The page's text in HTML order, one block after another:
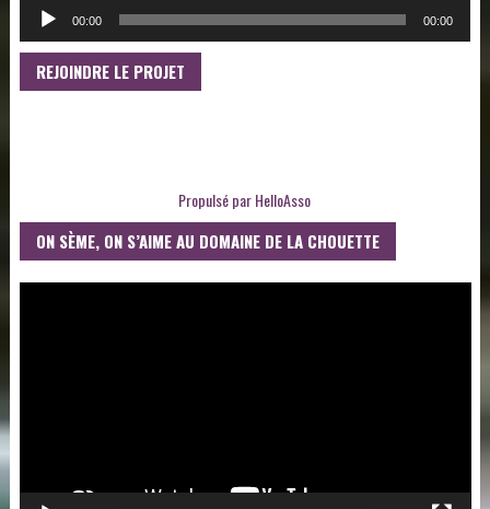
00:00 00:00
REJOINDRE LE PROJET
Propulsé parHelloAsso
ON SÈME, ON S’AIME AU DOMAINE DE LA CHOUETTE